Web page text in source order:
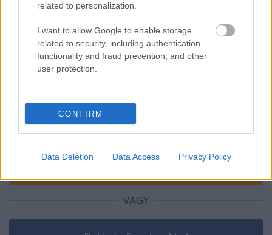
related to personalization.
I want to allow Google to enable storage
related to security, including authentication
functionality and fraud prevention, and other
user protection.
CONFIRM
Data Deletion Data Access Privacy Policy
Szólj hozzá!
A hozzászóláshoz be kell lépned!
VAGY